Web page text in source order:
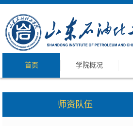
首页 学院概况
师资队伍